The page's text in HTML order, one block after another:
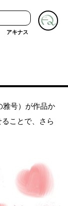
アキナス
雅号）が作品か
ことで、さら